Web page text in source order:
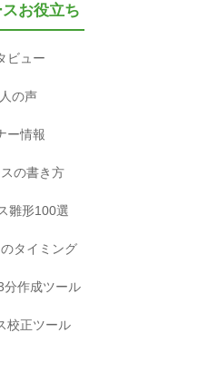
お役立ち
ビュー
の声
ー情報
の書き方
雛形100選
タイミング
分作成ツール
校正ツール